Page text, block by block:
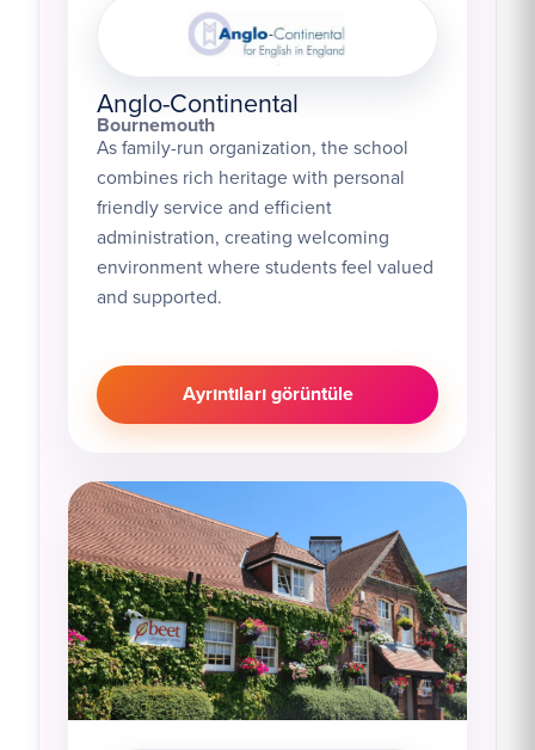
Anglo-Continental
Bournemouth
As family-run organization, the school
combines rich heritage with personal
friendly service and efficient
administration, creating welcoming
environment where students feel valued
and supported.
Ayrıntıları görüntüle